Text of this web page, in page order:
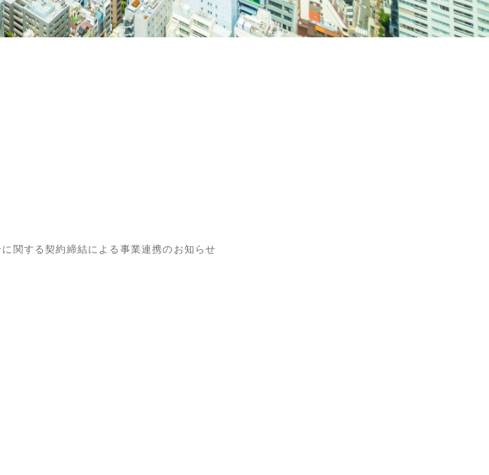
関する契約締結による事業連携のお知らせ